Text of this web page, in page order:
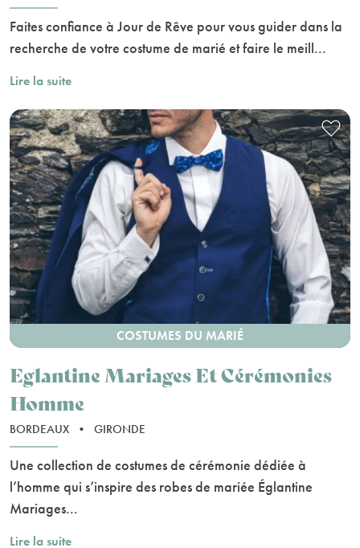
Faites confiance à Jour de Rêve pour vous guider dans la
recherche de votre costume de marié et faire le meill...
Lire la suite
COSTUMES DU MARIÉ
Eglantine Mariages Et Cérémonies
Homme
BORDEAUX • GIRONDE
Une collection de costumes de cérémonie dédiée à
l’homme qui s’inspire des robes de mariée Églantine
Mariages...
Lire la suite